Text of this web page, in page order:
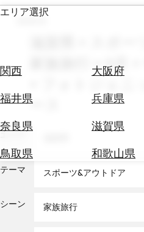
エリア選択
関西 大阪府
福井県
兵庫県
奈良県
滋賀県
鳥取県
和歌山県
エ
券
テ
を
search
滋賀県 × スポ
家族旅行 × 9月
ース
エリア
テーマ スポーツ&アウトドア
シーン 家族旅行